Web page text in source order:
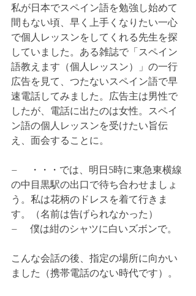
私が日本でスペイン語を勉強し始めて
間もない頃、早く上手くなりたい一心
で個人レッスンをしてくれる先生を探
していました。ある雑誌で「スペイン
語教えます（個人レッスン）」の一行
広告を見て、つたないスペイン語で早
速電話してみました。広告主は男性で
したが、電話に出たのは女性。スペイ
ン語の個人レッスンを受けたい旨伝
え、面会することに。
− 　・・・では、明日5時に東急東横線
の中目黒駅の出口で待ち合わせましょ
う。私は花柄のドレスを着て行きま
す。（名前は告げられなかった）
− 　僕は紺のシャツに白いズボンで。
こんな会話の後、指定の場所に向かい
ました（携帯電話のない時代です）。